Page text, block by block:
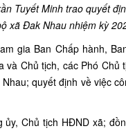
Tuyết Minh trao quyết
xã Đak Nhau nhiệm kỳ
gia Ban Chấp hành,
Chủ tịch, các Phó
quyết định về việc
Chủ tịch HĐND xã;